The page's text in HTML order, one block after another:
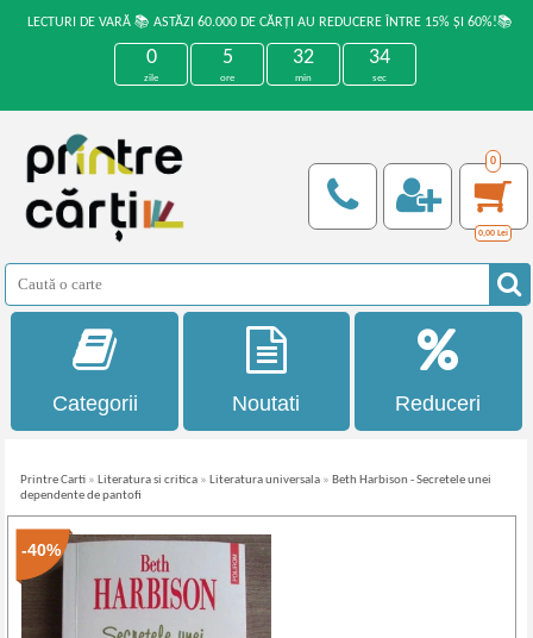
LECTURI DE VARĂ 📚 ASTĂZI 60.000 DE CĂRȚI AU REDUCERE ÎNTRE 15% ȘI 60%!📚
0
zile
5
ore
32
min
34
sec
0
0,00 Lei
Categorii Noutati Reduceri
Printre Carti » Literatura si critica » Literatura universala » Beth Harbison - Secretele unei
dependente de pantofi
-40%